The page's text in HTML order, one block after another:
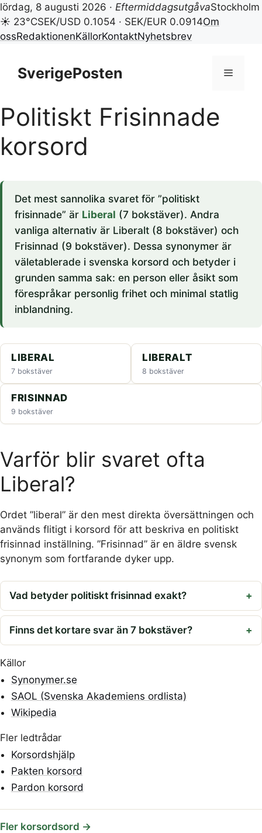
lördag, 8 augusti 2026 · EftermiddagsutgåvaStockholm
☀ 23°CSEK/USD 0.1054 · SEK/EUR 0.0914Om
ossRedaktionenKällorKontaktNyhetsbrev
innehållSverigePosten Meny
Politiskt Frisinnade
korsord
Det mest sannolika svaret för ”politiskt
frisinnade” är Liberal (7 bokstäver). Andra
vanliga alternativ är Liberalt (8 bokstäver) och
Frisinnad (9 bokstäver). Dessa synonymer är
väletablerade i svenska korsord och betyder i
grunden samma sak: en person eller åsikt som
förespråkar personlig frihet och minimal statlig
inblandning.
LIBERAL
7 bokstäver
LIBERALT
8 bokstäver
FRISINNAD
9 bokstäver
Varför blir svaret ofta
Liberal?
Ordet ”liberal” är den mest direkta översättningen och
används flitigt i korsord för att beskriva en politiskt
frisinnad inställning. ”Frisinnad” är en äldre svensk
synonym som fortfarande dyker upp.
Vad betyder politiskt frisinnad exakt?
Finns det kortare svar än 7 bokstäver?
Källor
Synonymer.se
SAOL (Svenska Akademiens ordlista)
Wikipedia
Fler ledtrådar
Korsordshjälp
Pakten korsord
Pardon korsord
Fler korsordsord →